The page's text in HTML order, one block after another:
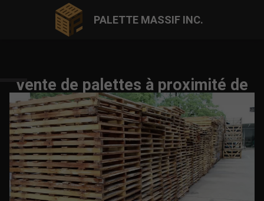
PALETTE MASSIF INC.
Vente de palettes à proximité de
Mascouche